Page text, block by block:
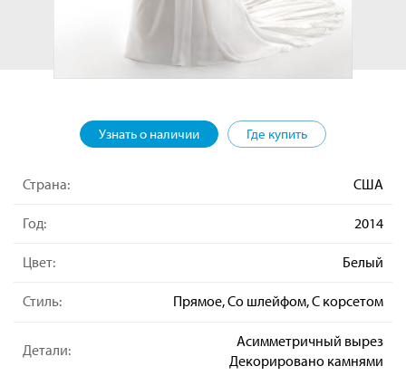
Узнать о наличии Где купить
Страна: США
Год: 2014
Цвет: Белый
Стиль: Прямое, Со шлейфом, С корсетом
Детали:
Асимметричный вырез
Декорировано камнями